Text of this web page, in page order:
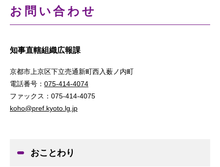
お問い合わせ
知事直轄組織広報課
京都市上京区下立売通新町西入薮ノ内町
電話番号： 075-414-4074
ファックス：075-414-4075
koho@pref.kyoto.lg.jp
おことわり